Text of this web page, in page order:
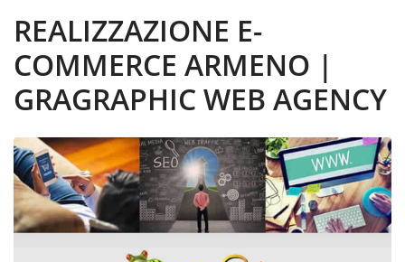
REALIZZAZIONE E-
COMMERCE ARMENO |
GRAGRAPHIC WEB AGENCY